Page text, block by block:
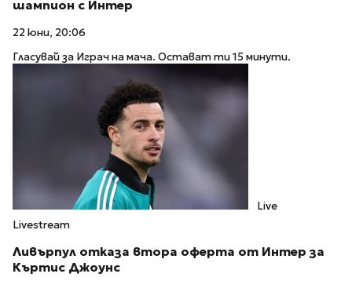
шампион с Интер
22 юни, 20:06
Гласувай за Играч на мача. Остават ти 15 минути.
Live
Livestream
Ливърпул отказа втора оферта от Интер за
Къртис Джоунс